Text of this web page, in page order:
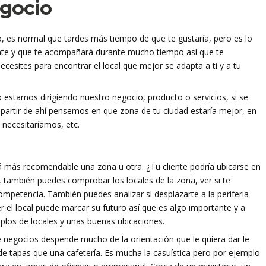
es normal que tardes más tiempo de que te gustaría, pero es lo
y que te acompañará durante mucho tiempo así que te
para encontrar el local que mejor se adapta a ti y a tu
dirigiendo nuestro negocio, producto o servicios, si se
de ahí pensemos en que zona de tu ciudad estaría mejor, en
etc.
recomendable una zona u otra. ¿Tu cliente podría ubicarse en
puedes comprobar los locales de la zona, ver si te
También puedes analizar si desplazarte a la periferia
el local puede marcar su futuro así que es algo importante y a
de locales y unas buenas ubicaciones.
despende mucho de la orientación que le quiera dar le
tapas que una cafetería. Es mucha la casuística pero por ejemplo